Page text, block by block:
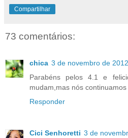
Compartilhar
73 comentários:
chica 3 de novembro de
Parabéns pelos 4.1 e
mudam,mas nós
Responder
Cici Senhoretti 3 de